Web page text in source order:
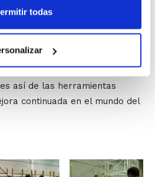
todas
y oficiales de mesa FBCV de la
se diseñan para que la
miembros del CTA sea
así de las herramientas
continuada en el mundo del